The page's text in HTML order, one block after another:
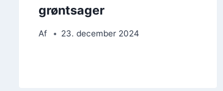
grøntsager
Af 23. december 2024